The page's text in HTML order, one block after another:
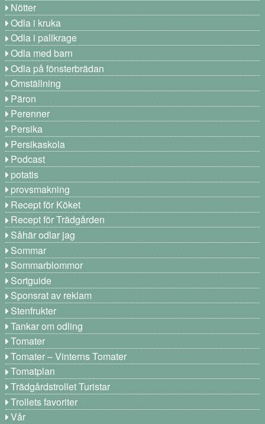
Nötter
Odla i kruka
Odla i pallkrage
Odla med barn
Odla på fönsterbrädan
Omställning
Päron
Perenner
Persika
Persikaskola
Podcast
potatis
provsmakning
Recept för Köket
Recept för Trädgården
Såhär odlar jag
Sommar
Sommarblommor
Sortguide
Sponsrat av reklam
Stenfrukter
Tankar om odling
Tomater
Tomater – Vinterns Tomater
Tomatplan
Trädgårdstrollet Turistar
Trollets favoriter
Vår